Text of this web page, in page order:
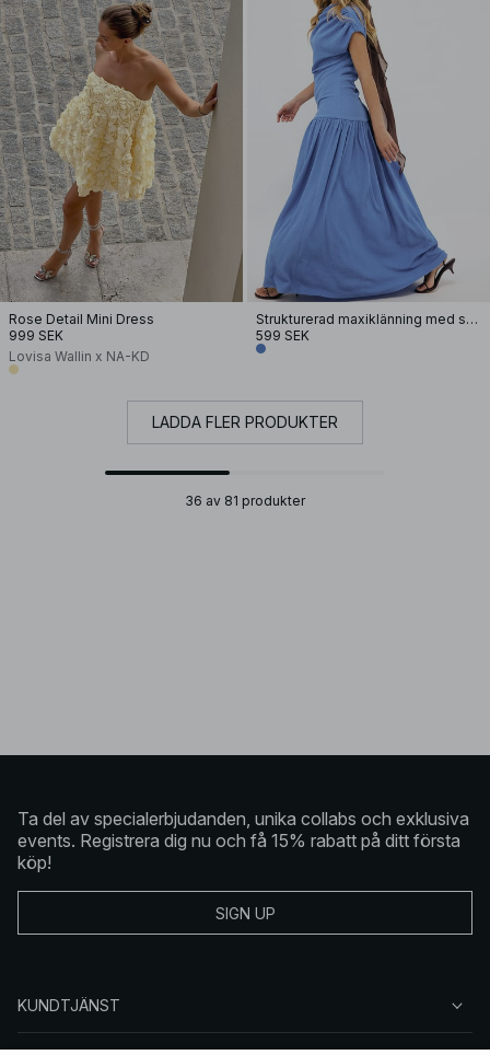
Rose Detail Mini Dress
999 SEK
Lovisa Wallin x NA-KD
Strukturerad maxiklänning med sänkt midja
599 SEK
LADDA FLER PRODUKTER
36 av 81 produkter
Ta del av specialerbjudanden, unika collabs och exklusiva
events. Registrera dig nu och få 15% rabatt på ditt första
köp!
SIGN UP
KUNDTJÄNST